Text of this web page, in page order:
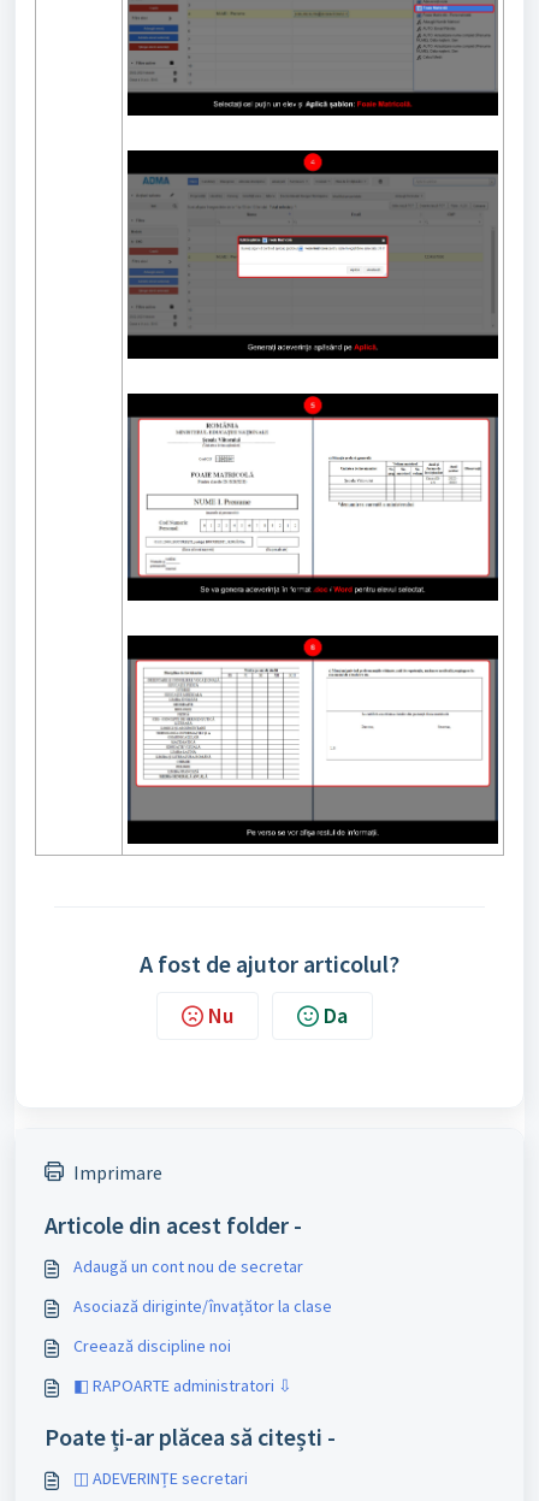
A fost de ajutor articolul?
Nu Da
Imprimare
Articole din acest folder -
Adaugă un cont nou de secretar
Asociază diriginte/învațător la clase
Creează discipline noi
◧ RAPOARTE administratori ⇩
Poate ți-ar plăcea să citești -
◫ ADEVERINȚE secretari